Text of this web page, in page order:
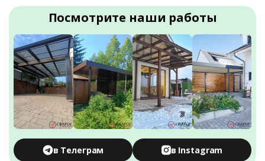
Посмотрите наши работы
в Телеграм в Instagram